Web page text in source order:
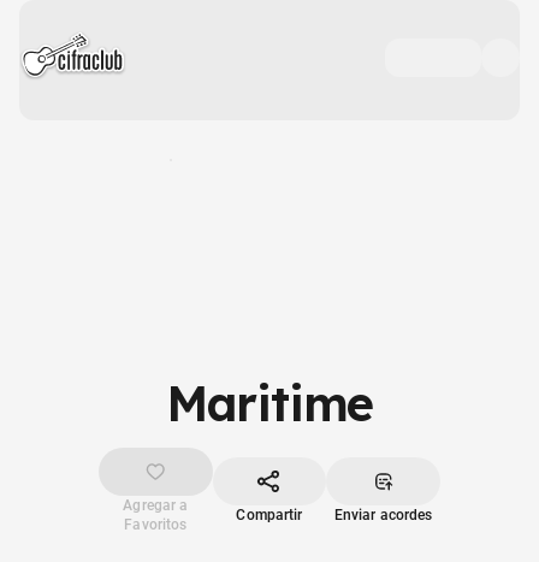
Maritime
Agregar a
Favoritos
Compartir Enviar acordes